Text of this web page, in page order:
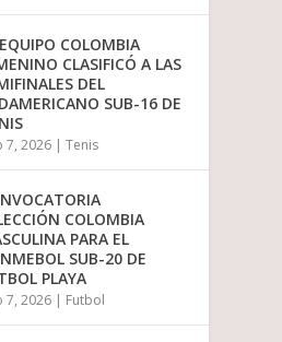
COLOMBIA
CLASIFICÓ A LAS
DEL
SUB-16 DE
7, 2026 |Tenis
COLOMBIA
PARA EL
SUB-20 DE
PLAYA
7, 2026 | Futbol